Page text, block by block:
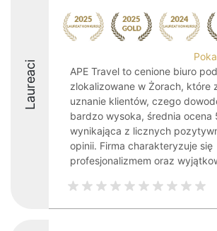
Laureaci
APE Travel to cenione biuro
zlokalizowane w Żorach, które
uznanie klientów, czego
bardzo wysoka, średnia ocena
wynikająca z licznych
opinii. Firma charakteryzuje się
profesjonalizmem oraz